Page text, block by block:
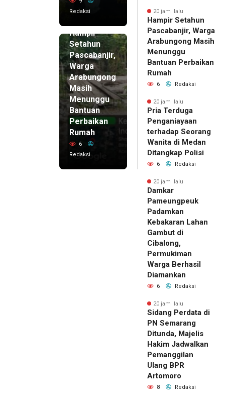
Redaksi
Hampir
Setahun
Pascabanjir,
Warga
Arabungong
Masih
Menunggu
Bantuan
Perbaikan
Rumah
6
Redaksi
20 jam lalu
Hampir Setahun
Pascabanjir, Warga
Arabungong Masih
Menunggu
Bantuan Perbaikan
Rumah
6 Redaksi
20 jam lalu
Pria Terduga
Penganiayaan
terhadap Seorang
Wanita di Medan
Ditangkap Polisi
6 Redaksi
20 jam lalu
Damkar
Pameungpeuk
Padamkan
Kebakaran Lahan
Gambut di
Cibalong,
Permukiman
Warga Berhasil
Diamankan
6 Redaksi
20 jam lalu
Sidang Perdata di
PN Semarang
Ditunda, Majelis
Hakim Jadwalkan
Pemanggilan
Ulang BPR
Artomoro
8 Redaksi